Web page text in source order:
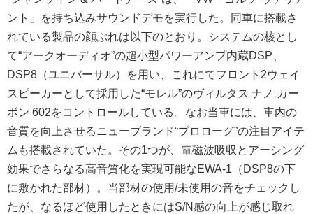
ント」を持ち込みサウンドデモを実行した。同車に搭載さ
れている製品の顔ぶれは以下のとおり。システムの核とし
て“アークオーディオ”の超小型パワーアンプ内蔵DSP、
DSP8（ユニバーサル）を用い、これにてフロント2ウェイ
スピーカーとして採用した“モレル”のヴィルタス ナノ カー
ボン 602をコントロールしている。なお当車には、車内の
音質を向上させるニューブランド“プロローグ”の注目アイテ
ムも搭載されていた。その1つが、電磁波吸収とアーシング
効果でさらなる高音質化を実現可能なEWA-1（DSP8の下
に敷かれた部材）。当部材の使用/未使用の音をチェックし
たが、なるほど使用したときにはS/N感の向上が感じ取れ